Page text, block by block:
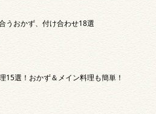
うおかず、付け合わせ18選
15選！おかず＆メイン料理も簡単！